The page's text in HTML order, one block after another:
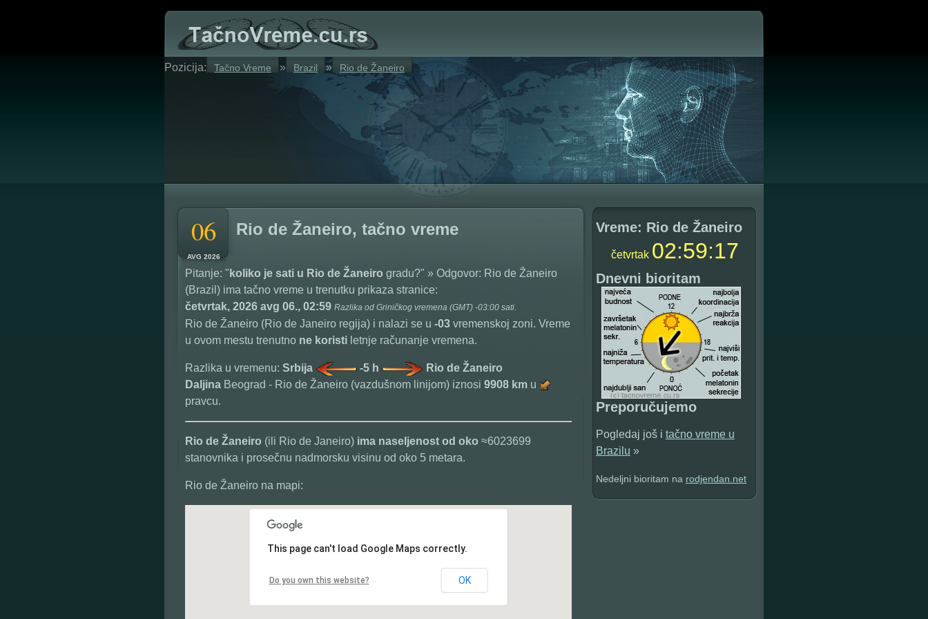
Pozicija: Tačno Vreme » Brazil » Rio de Žaneiro
06
AVG 2026
Rio de Žaneiro, tačno vreme
Pitanje: " koliko je sati u Rio de Žaneiro gradu?" » Odgovor: Rio de Žaneiro
(Brazil) ima tačno vreme u trenutku prikaza stranice:
četvrtak, 2026 avg 06., 02:59 Razlika od Griničkog vremena (GMT) -03:00 sati.
Rio de Žaneiro (Rio de Janeiro regija) i nalazi se u -03 vremenskoj zoni. Vreme
u ovom mestu trenutno ne koristi letnje računanje vremena.
Razlika u vremenu: Srbija -5 h
Rio de Žaneiro
Daljina Beograd - Rio de Žaneiro (vazdušnom linijom) iznosi 9908 km u
pravcu.
Rio de Žaneiro (ili Rio de Janeiro) ima naseljenost od oko ≈6023699
stanovnika i prosečnu nadmorsku visinu od oko 5 metara.
Rio de Žaneiro na mapi:
This page can't load Google Maps correctly.
Do you own this website? OK
Vreme: Rio de Žaneiro
četvrtak 02:59:18
Dnevni bioritam
Preporučujemo
Pogledaj još i tačno vreme u
Brazilu »
Nedeljni bioritam na rodjendan.net